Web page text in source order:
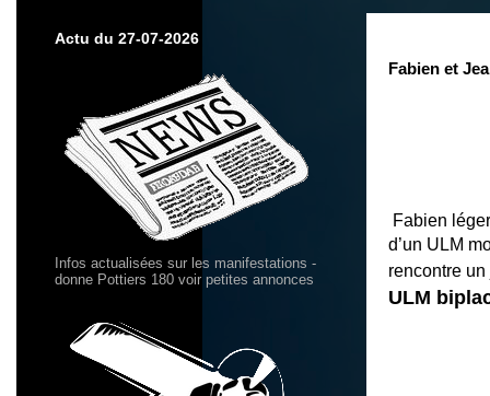
Fabien et
Fabien
d’un ULM
rencontre
ULM
Actu du 27-07-2026
Infos actualisées sur les manifestations -
donne Pottiers 180 voir petites annonces